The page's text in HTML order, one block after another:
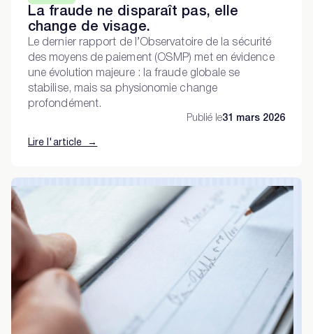
La fraude ne disparaît pas, elle
change de visage.
Le dernier rapport de l’Observatoire de la sécurité
des moyens de paiement (OSMP) met en évidence
une évolution majeure : la fraude globale se
stabilise, mais sa physionomie change
profondément.
Publié le31 mars 2026
Lire l'article →